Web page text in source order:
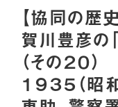
【協同の歴
賀川豊彦の
（その２０）
１９３５（